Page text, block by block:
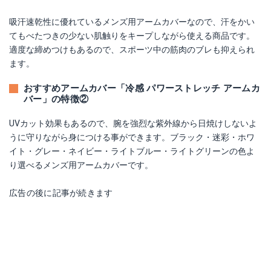
吸汗速乾性に優れているメンズ用アームカバーなので、汗をかい
てもべたつきの少ない肌触りをキープしながら使える商品です。
適度な締めつけもあるので、スポーツ中の筋肉のブレも抑えられ
ます。
おすすめアームカバー「冷感 パワーストレッチ アームカ
バー」の特徴②
UVカット効果もあるので、腕を強烈な紫外線から日焼けしないよ
うに守りながら身につける事ができます。ブラック・迷彩・ホワ
イト・グレー・ネイビー・ライトブルー・ライトグリーンの色よ
り選べるメンズ用アームカバーです。
広告の後に記事が続きます